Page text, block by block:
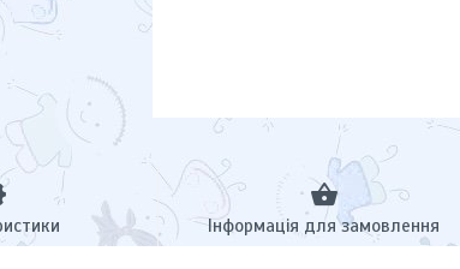
Інформація для замовлення